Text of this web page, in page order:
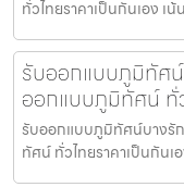
ทั่วไทยราคาเป็นกันเอง
รับออกแบบภูมิทัศ
ออกแบบภูมิทัศน์ ทั่
รับออกแบบภูมิทัศน์บางรั
ทัศน์ ทั่วไทยราคาเป็นกัน